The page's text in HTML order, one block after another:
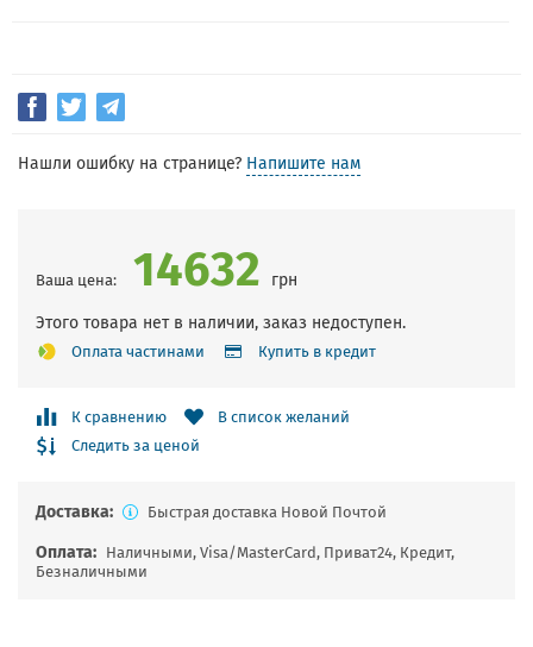
Нашли ошибку на странице? Напишите нам
Ваша цена: 14632 грн
Этого товара нет в наличии, заказ недоступен.
Оплата частинами Купить в кредит
К сравнению
В список желаний
Следить за ценой
Доставка: Быстрая доставка Новой Почтой
Оплата: Наличными, Visa/MasterCard, Приват24, Кредит,
Безналичными